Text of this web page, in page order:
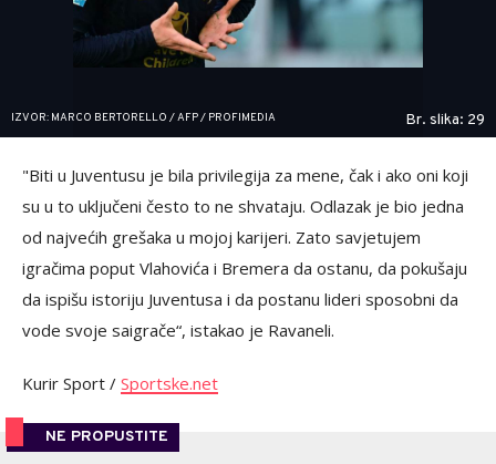
IZVOR: MARCO BERTORELLO / AFP / PROFIMEDIA Br. slika: 29
"Biti u Juventusu je bila privilegija za mene, čak i ako oni koji
su u to uključeni često to ne shvataju. Odlazak je bio jedna
od najvećih grešaka u mojoj karijeri. Zato savjetujem
igračima poput Vlahovića i Bremera da ostanu, da pokušaju
da ispišu istoriju Juventusa i da postanu lideri sposobni da
vode svoje saigrače“, istakao je Ravaneli.
Kurir Sport / Sportske.net
NE PROPUSTITE